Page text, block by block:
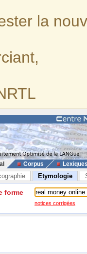
la
Corpus
Etymologie
forme
notices corrigées